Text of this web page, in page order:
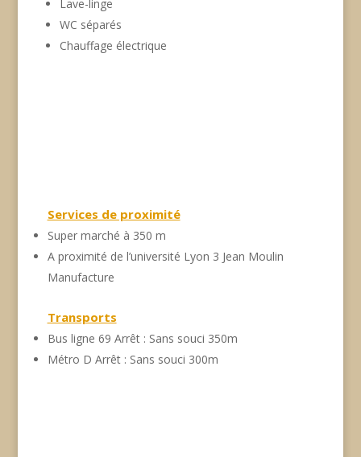
Lave-linge
WC séparés
Chauffage électrique
Services de proximité
Super marché à 350 m
A proximité de l’université Lyon 3 Jean Moulin
Manufacture
Transports
Bus ligne 69 Arrêt : Sans souci 350m
Métro D Arrêt : Sans souci 300m